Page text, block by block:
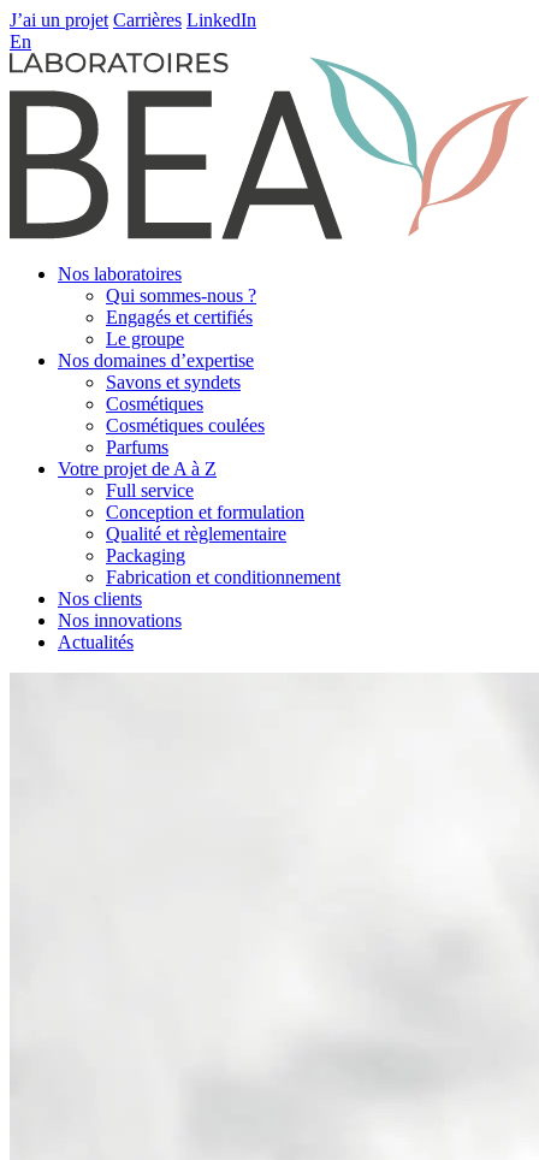
J’ai un projet Carrières LinkedIn
En
Nos laboratoires
Qui sommes-nous ?
Engagés et certifiés
Le groupe
Nos domaines d’expertise
Savons et syndets
Cosmétiques
Cosmétiques coulées
Parfums
Votre projet de A à Z
Full service
Conception et formulation
Qualité et règlementaire
Packaging
Fabrication et conditionnement
Nos clients
Nos innovations
Actualités